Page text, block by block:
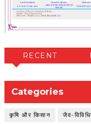
RECENT
Categories
कृषि और किसान जैव-